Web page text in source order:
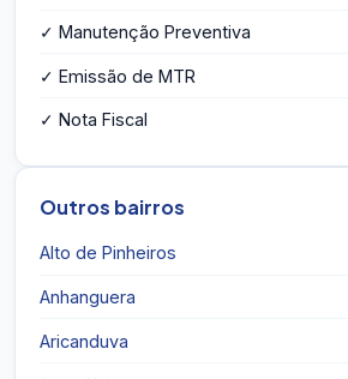
✓ Manutenção Preventiva
✓ Emissão de MTR
✓ Nota Fiscal
Outros bairros
Alto de Pinheiros
Anhanguera
Aricanduva